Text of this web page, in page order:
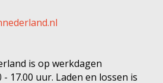
is op werkdagen
- 17.00 uur. Laden en lossen is